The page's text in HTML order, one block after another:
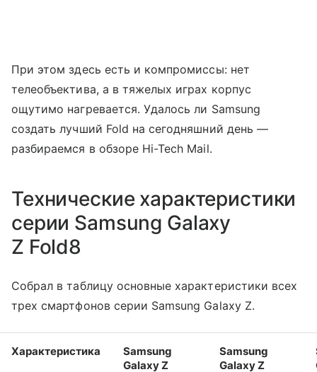
При этом здесь есть и компромиссы: нет
телеобъектива, а в тяжелых играх корпус
ощутимо нагревается. Удалось ли Samsung
создать лучший Fold на сегодняшний день —
разбираемся в обзоре Hi-Tech Mail.
Технические характеристики
серии Samsung Galaxy
Z Fold8
Собрал в таблицу основные характеристики всех
трех смартфонов серии Samsung Galaxy Z.
Характеристика
Samsung
Galaxy Z
Samsung
Galaxy Z